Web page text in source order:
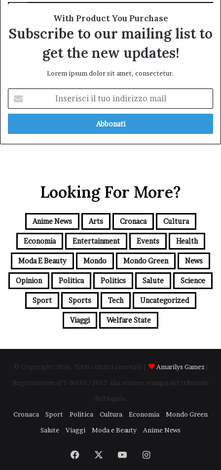
With Product You Purchase
Subscribe to our mailing list to
get the new updates!
Lorem ipsum dolor sit amet, consectetur.
tuo
mail
Looking For More?
Anime News Arts Cronaca Cultura
Economia Entertainment Events Health
Moda E Beauty Mondo Mondo Green News
Opinion Politica Politics Salute Science
Sport Sports Tech Uncategorized
Viaggi Welfare State
© Copyright 2026, Tutti i diritti riservati | Amarilys Gamez
Registrazione n°1 del 01/2017 alla sezione stampa del tribunale
dell'Aquila.
Cronaca
Sport Politica Cultura Economia
Mondo Green
Salute
Viaggi Moda e Beauty Anime News
Facebook You Instagram